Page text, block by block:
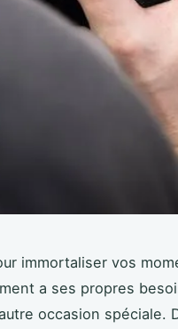
immortaliser vos
a ses propres
occasion spéciale.